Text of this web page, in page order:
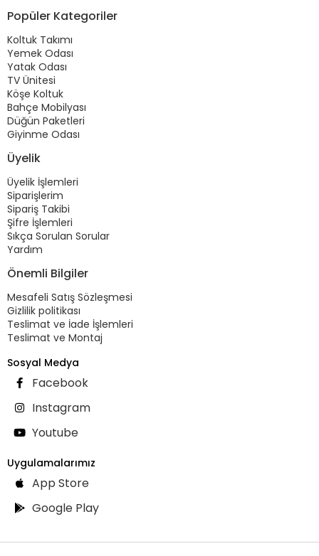
Popüler Kategoriler
Koltuk Takımı
Yemek Odası
Yatak Odası
TV Ünitesi
Köşe Koltuk
Bahçe Mobilyası
Düğün Paketleri
Giyinme Odası
Üyelik
Üyelik İşlemleri
Siparişlerim
Sipariş Takibi
Şifre İşlemleri
Sıkça Sorulan Sorular
Yardım
Önemli Bilgiler
Mesafeli Satış Sözleşmesi
Gizlilik politikası
Teslimat ve İade İşlemleri
Teslimat ve Montaj
Sosyal Medya
Facebook
Instagram
Youtube
Uygulamalarımız
App Store
Google Play